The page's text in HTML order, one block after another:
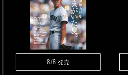
8/6 発売